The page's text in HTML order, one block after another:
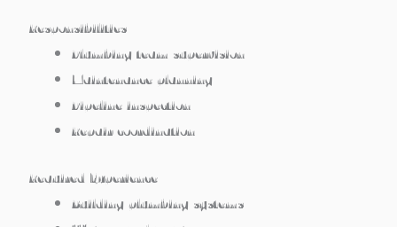
Responsibilities
Plumbing team supervision
Maintenance planning
Pipeline inspection
Repair coordination
Required Experience
Building plumbing systems